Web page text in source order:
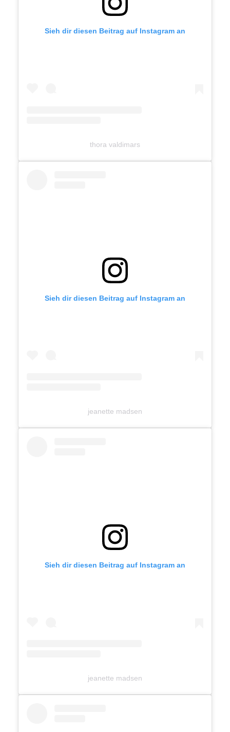
Sieh dir diesen Beitrag auf Instagram an
thora valdimars
Sieh dir diesen Beitrag auf Instagram an
jeanette madsen
Sieh dir diesen Beitrag auf Instagram an
jeanette madsen